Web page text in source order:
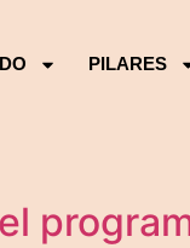
PILARES